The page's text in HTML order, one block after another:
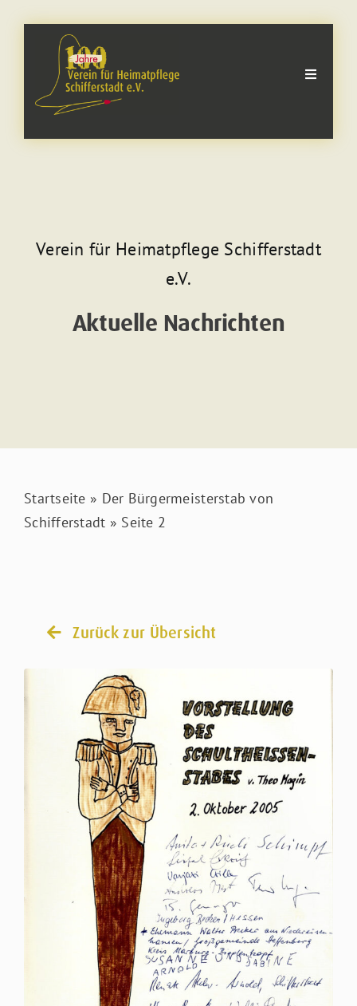
Toggle
Der Verein
Kinder & Jugendliche
Verein für Heimatpflege Schifferstadt
e.V.
Aktuelle Nachrichten
Startseite » Der Bürgermeisterstab von
Schifferstadt » Seite 2
Zurück zur Übersicht